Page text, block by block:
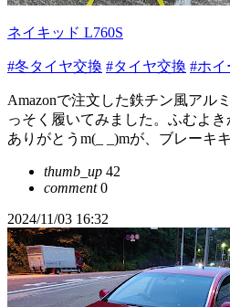
ネイキッド L760S
#冬タイヤ交換 #タイヤ交換 #ホイ
Amazonで注文した鉄チン風アル
っそく履いてみました。ふむよ
ありがとうm(_ _)mが、ブレーキ
thumb_up 42
comment0
2024/11/03 16:32